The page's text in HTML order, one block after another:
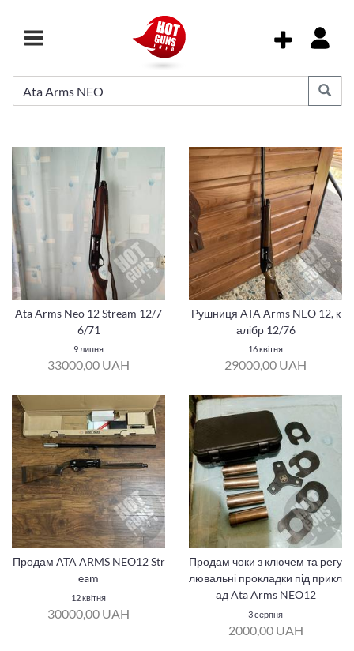
Ata Arms Neo 12 Stream 12/7
6/71
9 липня
33000,00 UAH
Рушниця ATA Arms NEO 12, к
алібр 12/76
16 квітня
29000,00 UAH
Продам ATA ARMS NEO12 Str
eam
12 квітня
30000,00 UAH
Продам чоки з ключем та регу
лювальні прокладки під прикл
ад Ata Arms NEO12
3 серпня
2000,00 UAH